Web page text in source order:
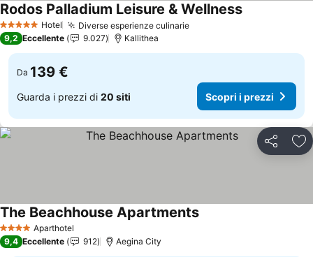
5 Stelle Hotel Diverse esperienze culinarie
Rodos Palladium Leisure & Wellness
9,2 Eccellente 9.027 Kallithea
Da 139 €
Guarda i prezzi di 20 siti Scopri i prezzi
Condividi
4 Stelle Aparthotel
The Beachhouse Apartments
9,4 Eccellente 912 Aegina City